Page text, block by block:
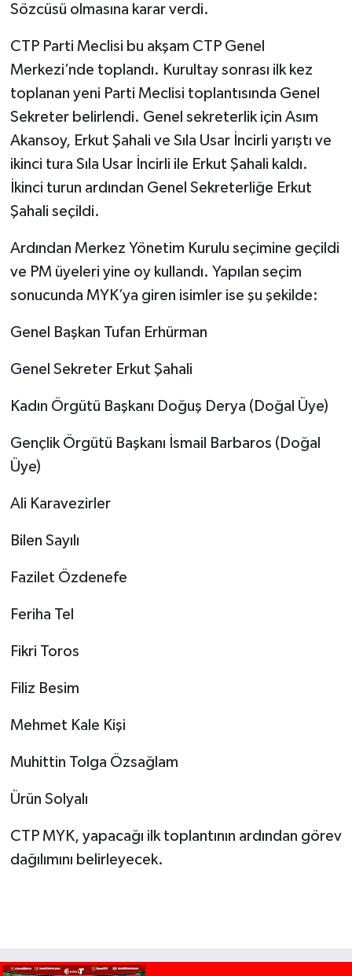
Sözcüsü olmasına karar verdi.
CTP Parti Meclisi bu akşam CTP Genel
Merkezi’nde toplandı. Kurultay sonrası ilk kez
toplanan yeni Parti Meclisi toplantısında Genel
Sekreter belirlendi. Genel sekreterlik için Asım
Akansoy, Erkut Şahali ve Sıla Usar İncirli yarıştı ve
ikinci tura Sıla Usar İncirli ile Erkut Şahali kaldı.
İkinci turun ardından Genel Sekreterliğe Erkut
Şahali seçildi.
Ardından Merkez Yönetim Kurulu seçimine geçildi
ve PM üyeleri yine oy kullandı. Yapılan seçim
sonucunda MYK’ya giren isimler ise şu şekilde:
Genel Başkan Tufan Erhürman
Genel Sekreter Erkut Şahali
Kadın Örgütü Başkanı Doğuş Derya (Doğal Üye)
Gençlik Örgütü Başkanı İsmail Barbaros (Doğal
Üye)
Ali Karavezirler
Bilen Sayılı
Fazilet Özdenefe
Feriha Tel
Fikri Toros
Filiz Besim
Mehmet Kale Kişi
Muhittin Tolga Özsağlam
Ürün Solyalı
CTP MYK, yapacağı ilk toplantının ardından görev
dağılımını belirleyecek.